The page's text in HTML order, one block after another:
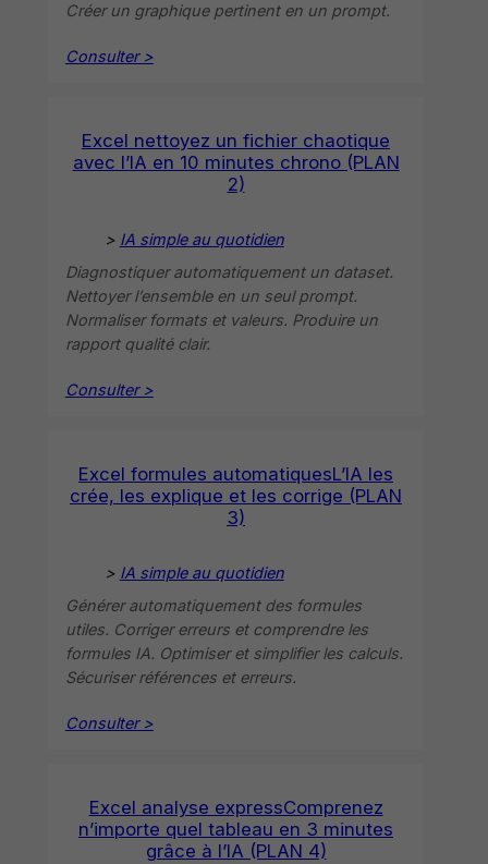
Créer un graphique pertinent en un prompt.
Consulter >
Excel nettoyez un fichier chaotique
avec l’IA en 10 minutes chrono (PLAN
2)
> IA simple au quotidien
Diagnostiquer automatiquement un dataset.
Nettoyer l’ensemble en un seul prompt.
Normaliser formats et valeurs. Produire un
rapport qualité clair.
Consulter >
Excel formules automatiquesL’IA les
crée, les explique et les corrige (PLAN
3)
> IA simple au quotidien
Générer automatiquement des formules
utiles. Corriger erreurs et comprendre les
formules IA. Optimiser et simplifier les calculs.
Sécuriser références et erreurs.
Consulter >
Excel analyse expressComprenez
n’importe quel tableau en 3 minutes
grâce à l’IA (PLAN 4)